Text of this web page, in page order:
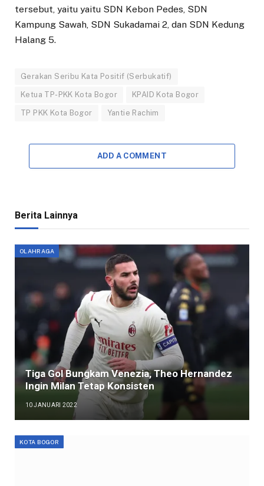
tersebut, yaitu yaitu SDN Kebon Pedes, SDN
Kampung Sawah, SDN Sukadamai 2, dan SDN Kedung
Halang 5.
Gerakan Seribu Kata Positif (Serbukatif)
Ketua TP-PKK Kota Bogor KPAID Kota Bogor
TP PKK Kota Bogor Yantie Rachim
ADD A COMMENT
Berita Lainnya
OLAHRAGA
Tiga Gol Bungkam Venezia, Theo Hernandez
Ingin Milan Tetap Konsisten
10 JANUARI 2022
KOTA BOGOR